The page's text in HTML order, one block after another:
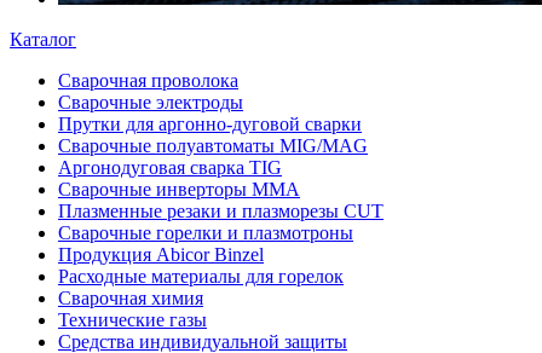
Каталог
Сварочная проволока
Сварочные электроды
Прутки для аргонно-дуговой сварки
Сварочные полуавтоматы MIG/MAG
Аргонодуговая сварка TIG
Сварочные инверторы MMA
Плазменные резаки и плазморезы CUT
Сварочные горелки и плазмотроны
Продукция Abicor Binzel
Расходные материалы для горелок
Сварочная химия
Технические газы
Средства индивидуальной защиты